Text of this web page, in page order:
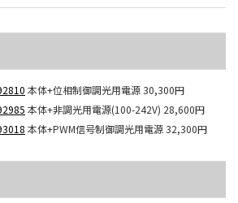
本体+位相制御調光用電源30,300円
本体+非調光用電源(100-242V) 28,600円
本体+PWM信号制御調光用電源32,300円